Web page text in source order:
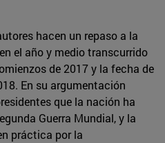
hacen un repaso a la
el año y medio transcurrido
de 2017 y la fecha de
En su argumentación
que la nación ha
Guerra Mundial, y la
práctica por la